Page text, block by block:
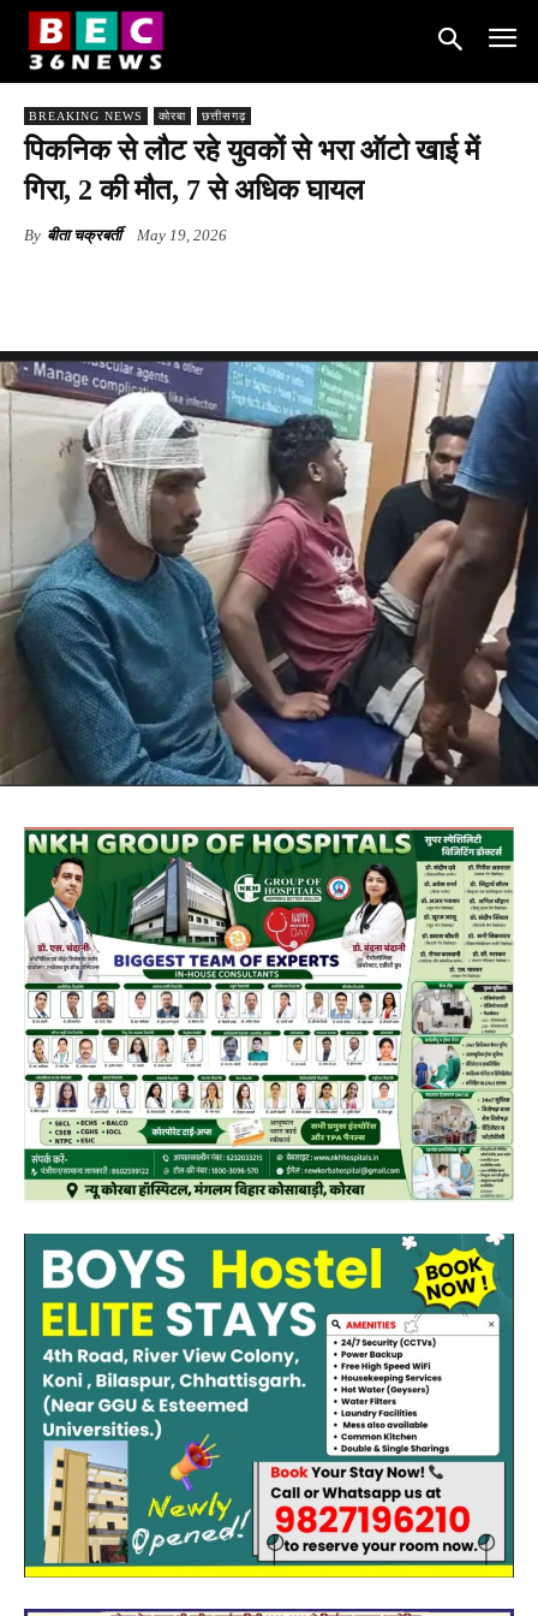
BREAKING NEWS कोरबा छत्तीसगढ़
पिकनिक से लौट रहे युवकों से भरा ऑटो खाई में
गिरा, 2 की मौत, 7 से अधिक घायल
By बीता चक्रबर्ती May 19, 2026